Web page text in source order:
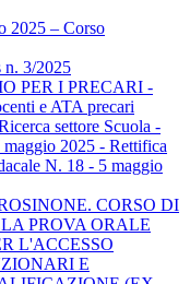
2025 – Corso
3/2025
PER I PRECARI -
e ATA precari
settore Scuola -
2025 - Rettifica
N. 18 - 5 maggio
CORSO DI
PROVA ORALE
L'ACCESSO
E